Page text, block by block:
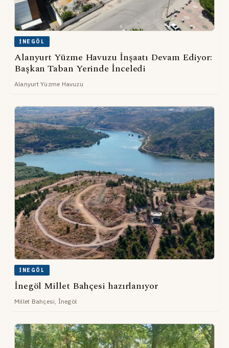
İNEGÖL
Alanyurt Yüzme Havuzu İnşaatı Devam Ediyor:
Başkan Taban Yerinde İnceledi
Alanyurt Yüzme Havuzu
İNEGÖL
İnegöl Millet Bahçesi hazırlanıyor
Millet Bahçesi, İnegöl